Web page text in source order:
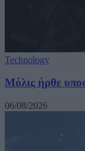
Technology
Μόλις ήρθε
06/08/2026